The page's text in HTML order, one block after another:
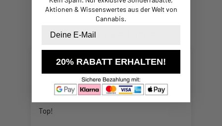
Kundenbewertungen
09/06/2025
Anonym
Top!
Aktionen & Wissenswertes aus der Welt von
Cannabis.
20% RABATT ERHALTEN!